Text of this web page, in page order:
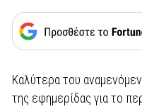
Καλύτερα του
της εφημερίδας για το